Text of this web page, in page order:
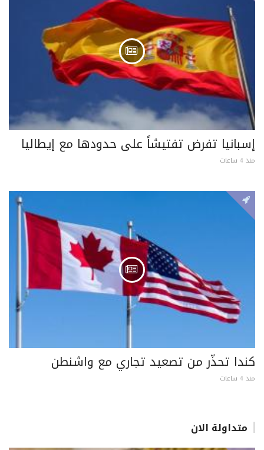
إسبانيا تفرض تفتيشاً على حدودها مع إيطاليا
منذ 4 ساعات
كندا تحذّر من تصعيد تجاري مع واشنطن
منذ 4 ساعات
متداولة الان